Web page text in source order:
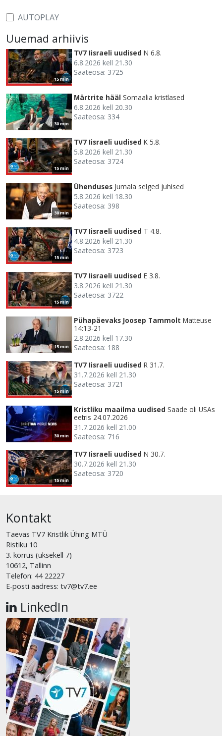
AUTOPLAY
Uuemad arhiivis
15 min
TV7 Iisraeli uudised N 6.8.
6.8.2026 kell 21.30
Saateosa: 3725
30 min
Märtrite hääl Somaalia kristlased
6.8.2026 kell 20.30
Saateosa: 334
15 min
TV7 Iisraeli uudised K 5.8.
5.8.2026 kell 21.30
Saateosa: 3724
30 min
Ühenduses Jumala selged juhised
5.8.2026 kell 18.30
Saateosa: 398
15 min
TV7 Iisraeli uudised T 4.8.
4.8.2026 kell 21.30
Saateosa: 3723
15 min
TV7 Iisraeli uudised E 3.8.
3.8.2026 kell 21.30
Saateosa: 3722
15 min
Pühapäevaks Joosep Tammolt Matteuse
14:13-21
2.8.2026 kell 17.30
Saateosa: 188
15 min
TV7 Iisraeli uudised R 31.7.
31.7.2026 kell 21.30
Saateosa: 3721
30 min
Kristliku maailma uudised Saade oli USAs
eetris 24.07.2026
31.7.2026 kell 21.00
Saateosa: 716
15 min
TV7 Iisraeli uudised N 30.7.
30.7.2026 kell 21.30
Saateosa: 3720
Kontakt
Taevas TV7 Kristlik Ühing MTÜ
Ristiku 10
3. korrus (uksekell 7)
10612, Tallinn
Telefon: 44 22227
E-posti aadress: tv7@tv7.ee
LinkedIn